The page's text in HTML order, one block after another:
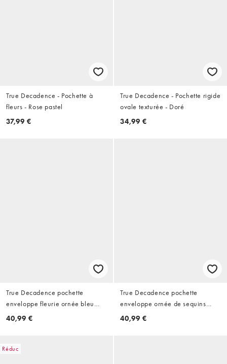
True Decadence - Pochette à
fleurs - Rose pastel
37,99 €
True Decadence - Pochette rigide
ovale texturée - Doré
34,99 €
True Decadence pochette
enveloppe fleurie ornée bleu
sarcelle
40,99 €
True Decadence pochette
enveloppe ornée de sequins
dorés
40,99 €
Réduc